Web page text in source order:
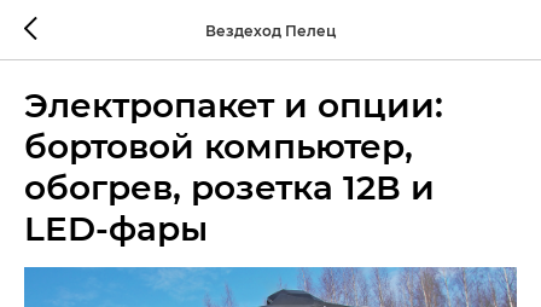
Вездеход Пелец
Электропакет и опции:
бортовой компьютер,
обогрев, розетка 12В и
LED-фары